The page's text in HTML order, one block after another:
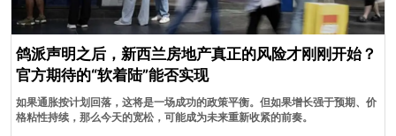
鸽派声明之后，新西兰房地产真正的风险才刚刚开始？
官方期待的“软着陆”能否实现
如果通胀按计划回落，这将是一场成功的政策平衡。但如果增长强于预期、价
格粘性持续，那么今天的宽松，可能成为未来重新收紧的前奏。